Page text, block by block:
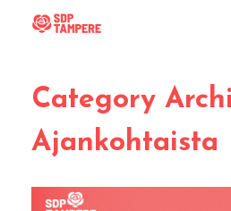
Category
Ajankohtaista